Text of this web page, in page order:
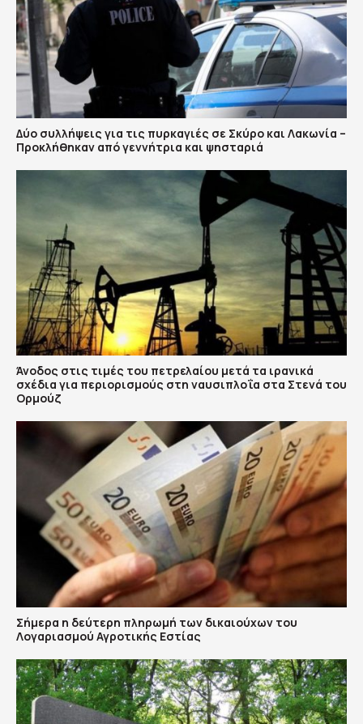
Δύο συλλήψεις για τις πυρκαγιές σε Σκύρο και Λακωνία –
Προκλήθηκαν από γεννήτρια και ψησταριά
Άνοδος στις τιμές του πετρελαίου μετά τα ιρανικά
σχέδια για περιορισμούς στη ναυσιπλοΐα στα Στενά του
Ορμούζ
Σήμερα η δεύτερη πληρωμή των δικαιούχων του
Λογαριασμού Αγροτικής Εστίας